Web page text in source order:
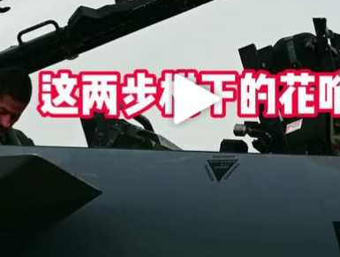
陕西柞水泥石流已致2死 仍有1人失联
泰国初中生饮弹自尽前开了26枪
多所高校取消艺考
网约车司机充电时猝死保险拒赔
店主称换“青海拉面”招牌后生意更好
上半年国内居民出游人次34.63亿